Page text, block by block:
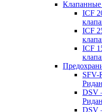
Клапанные
ICF
ICF
ICF
SFV-
Ридан
DSV
Ридан
DSV